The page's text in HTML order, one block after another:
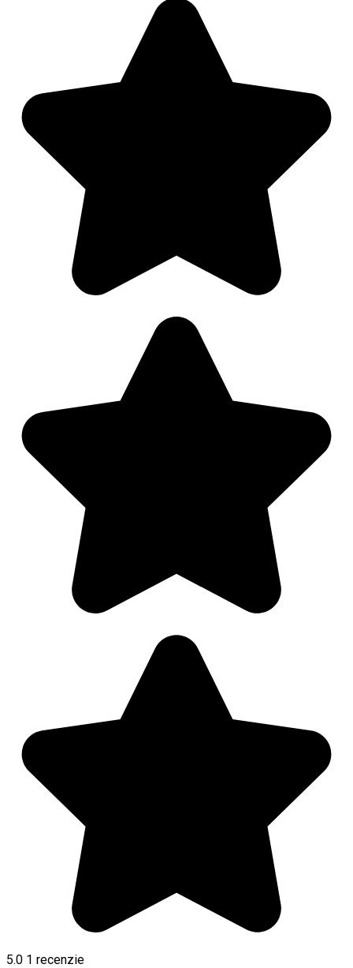
5.0 1 recenzie